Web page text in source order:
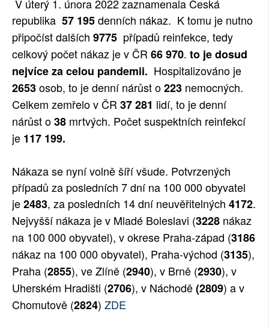
SOCIÁLNÍ SÍTĚ
RUBRIKY
PLNÁ VERZE STRÁNEK
V úterý 1. února 2022 zaznamenala Česká
republika 57 195denních nákaz. K tomu je nutno
připočíst dalších 9775 případů reinfekce, tedy
celkový počet nákaz je v ČR 66 970. to je dosud
nejvíce za celou pandemii. Hospitalizováno je
2653osob, to je denní nárůst o223 nemocných.
Celkem zemřelo v ČR 37 281 lidí, to je denní
nárůst o38 mrtvých. Počet suspektních reinfekcí
je 117 199.
Nákaza se nyní volně šíří všude. Potvrzených
případů za posledních 7 dní na 100 000 obyvatel
je2483, za posledních 14 dní neuvěřitelných 4172.
Nejvyšší nákaza je v Mladé Boleslavi (3228 nákaz
na 100 000 obyvatel), v okrese Praha-západ (3186
nákaz na 100 000 obyvatel), Praha-východ (3135),
Praha (2855), ve Zlíně (2940), v Brně (2930), v
Uherském Hradišti (2706), v Náchodě(2809) a v
Chomutově (2824) ZDE